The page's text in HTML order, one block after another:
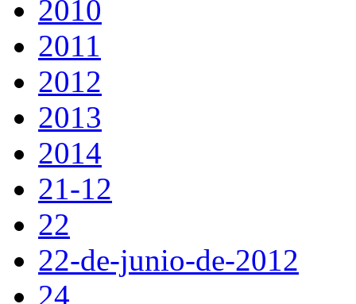
2010
2011
2012
2013
2014
21-12
22
22-de-junio-de-2012
24